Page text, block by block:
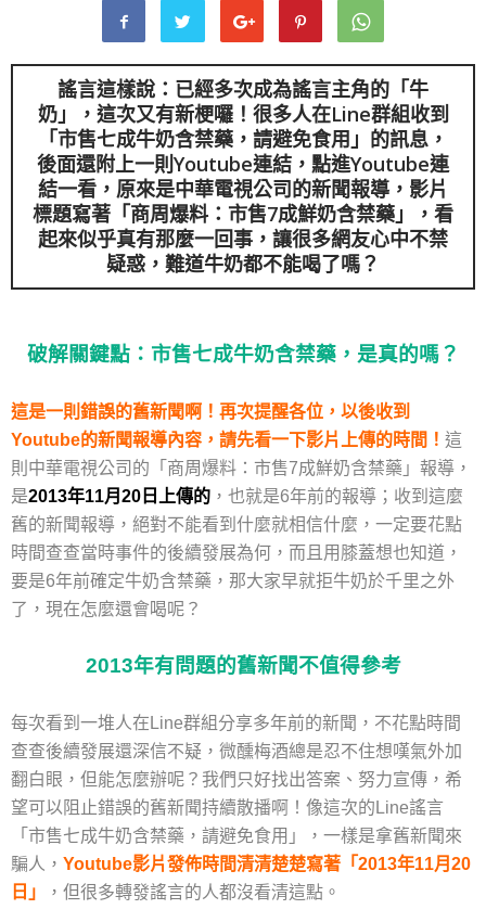
謠言這樣說：已經多次成為謠言主角的「牛
奶」，這次又有新梗囉！很多人在Line群組收到
「市售七成牛奶含禁藥，請避免食用」的訊息，
後面還附上一則Youtube連結，點進Youtube連
結一看，原來是中華電視公司的新聞報導，影片
標題寫著「商周爆料：市售7成鮮奶含禁藥」，看
起來似乎真有那麼一回事，讓很多網友心中不禁
疑惑，難道牛奶都不能喝了嗎？
破解關鍵點：市售七成牛奶含禁藥，是真的嗎？
這是一則錯誤的舊新聞啊！再次提醒各位，以後收到
Youtube的新聞報導內容，請先看一下影片上傳的時間！ 這
則中華電視公司的「商周爆料：市售7成鮮奶含禁藥」報導，
是2013年11月20日上傳的 ，也就是6年前的報導；收到這麼
舊的新聞報導，絕對不能看到什麼就相信什麼，一定要花點
時間查查當時事件的後續發展為何，而且用膝蓋想也知道，
要是6年前確定牛奶含禁藥，那大家早就拒牛奶於千里之外
了，現在怎麼還會喝呢？
2013年有問題的舊新聞不值得參考
每次看到一堆人在Line群組分享多年前的新聞，不花點時間
查查後續發展還深信不疑，微醺梅酒總是忍不住想嘆氣外加
翻白眼，但能怎麼辦呢？我們只好找出答案、努力宣傳，希
望可以阻止錯誤的舊新聞持續散播啊！像這次的Line謠言
「市售七成牛奶含禁藥，請避免食用」，一樣是拿舊新聞來
騙人， Youtube影片發佈時間清清楚楚寫著「2013年11月20
日」
，但很多轉發謠言的人都沒看清這點。